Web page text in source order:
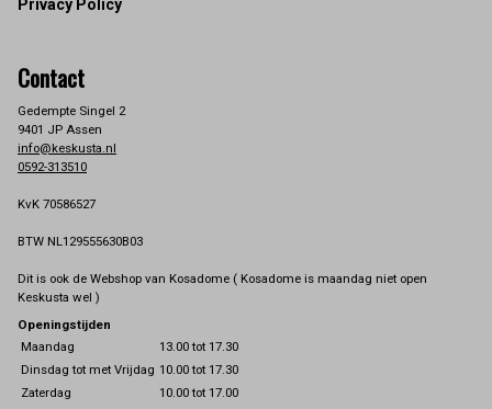
Privacy Policy
Contact
Gedempte Singel 2
9401 JP Assen
info@keskusta.nl
0592-313510
KvK 70586527
BTW NL129555630B03
Dit is ook de Webshop van Kosadome ( Kosadome is maandag niet open
Keskusta wel )
Openingstijden
Maandag
13.00 tot 17.30
Dinsdag tot met Vrijdag 10.00 tot 17.30
Zaterdag
10.00 tot 17.00